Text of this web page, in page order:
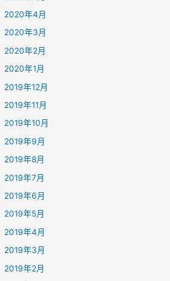
2020年4月
2020年3月
2020年2月
2020年1月
2019年12月
2019年11月
2019年10月
2019年9月
2019年8月
2019年7月
2019年6月
2019年5月
2019年4月
2019年3月
2019年2月